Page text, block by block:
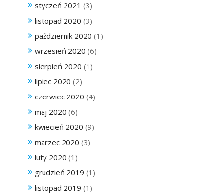
styczeń 2021 (3)
listopad 2020 (3)
październik 2020 (1)
wrzesień 2020 (6)
sierpień 2020 (1)
lipiec 2020 (2)
czerwiec 2020 (4)
maj 2020 (6)
kwiecień 2020 (9)
marzec 2020 (3)
luty 2020 (1)
grudzień 2019 (1)
listopad 2019 (1)